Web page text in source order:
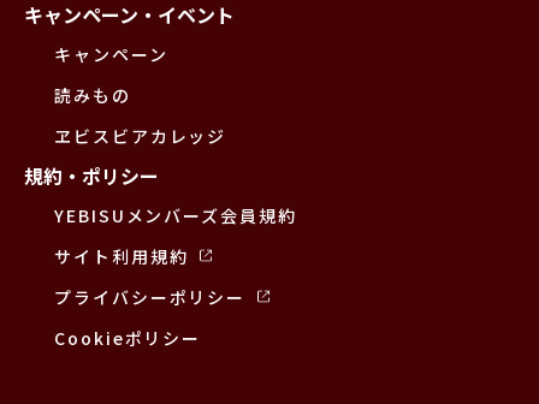
キャンペーン・イベント
キャンペーン
読みもの
ヱビスビアカレッジ
規約・ポリシー
YEBISUメンバーズ会員規約
サイト利用規約
プライバシーポリシー
Cookieポリシー